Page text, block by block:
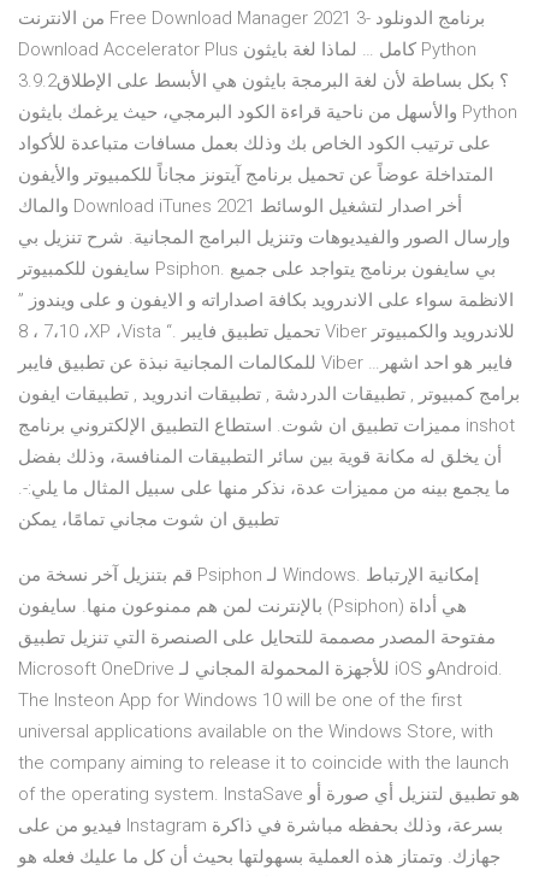
من الانترنت Free Download Manager 2021 3- برنامج الدونلود
Download Accelerator Plus كامل … لماذا لغة بايثون Python
3.9.2؟ بكل بساطة لأن لغة البرمجة بايثون هي الأبسط على الإطلاق
والأسهل من ناحية قراءة الكود البرمجي، حيث يرغمك بايثون Python
على ترتيب الكود الخاص بك وذلك بعمل مسافات متباعدة للأكواد
المتداخلة عوضاً عن تحميل برنامج آيتونز مجاناً للكمبيوتر والأيفون
والماك Download iTunes 2021 أخر اصدار لتشغيل الوسائط
وإرسال الصور والفيديوهات وتنزيل البرامج المجانية. شرح تنزيل بي
سايفون للكمبيوتر Psiphon. بي سايفون برنامج يتواجد على جميع
الانظمة سواء على الاندرويد بكافة اصداراته و الايفون و على ويندوز ”
7،10 ، 8 ،XP ،Vista “. تحميل تطبيق فايبر Viber للاندرويد والكمبيوتر
للمكالمات المجانية نبذة عن تطبيق فايبر Viber فايبر هو احد اشهر…
برامج كمبيوتر , تطبيقات الدردشة , تطبيقات اندرويد , تطبيقات ايفون
مميزات تطبيق ان شوت. استطاع التطبيق الإلكتروني برنامج inshot
أن يخلق له مكانة قوية بين سائر التطبيقات المنافسة، وذلك بفضل
ما يجمع بينه من مميزات عدة، نذكر منها على سبيل المثال ما يلي:-.
تطبيق ان شوت مجاني تمامًا، يمكن
قم بتنزيل آخر نسخة من Psiphon لـ Windows. إمكانية الإرتباط
بالإنترنت لمن هم ممنوعون منها. سايفون (Psiphon) هي أداة
مفتوحة المصدر مصممة للتحايل على الصنصرة التي تنزيل تطبيق
Microsoft OneDrive للأجهزة المحمولة المجاني لـ iOS وAndroid.
The Insteon App for Windows 10 will be one of the first
universal applications available on the Windows Store, with
the company aiming to release it to coincide with the launch
of the operating system. InstaSave هو تطبيق لتنزيل أي صورة أو
فيديو من على Instagram بسرعة، وذلك بحفظه مباشرة في ذاكرة
جهازك. وتمتاز هذه العملية بسهولتها بحيث أن كل ما عليك فعله هو